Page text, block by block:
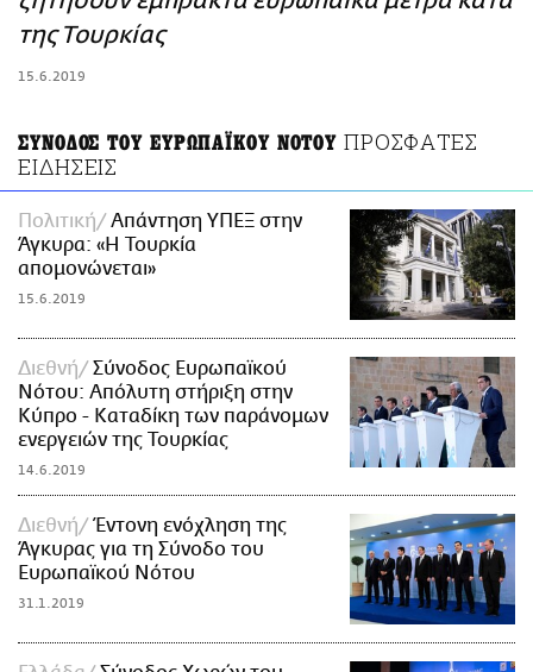
ΑΜΠΑ
της Τουρκίας
15.6.2019
ΣΥΝΟΔΟΣ ΤΟΥ ΕΥΡΩΠΑΪΚΟΥ ΝΟΤΟΥ ΠΡΟΣΦΑΤΕΣ
ΕΙΔΗΣΕΙΣ
Πολιτική
Απάντηση ΥΠΕΞ στην
Άγκυρα: «Η Τουρκία
απομονώνεται»
15.6.2019
Διεθνή
Σύνοδος Ευρωπαϊκού
Νότου: Απόλυτη στήριξη στην
Κύπρο - Καταδίκη των παράνομων
ενεργειών της Τουρκίας
14.6.2019
Διεθνή
Έντονη ενόχληση της
Άγκυρας για τη Σύνοδο του
Ευρωπαϊκού Νότου
31.1.2019